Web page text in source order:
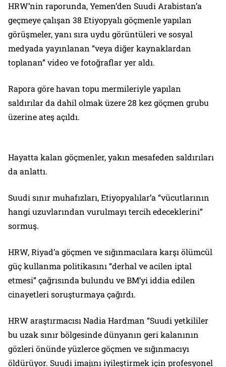
HRW’nin raporunda, Yemen’den Suudi Arabistan’a
geçmeye çalışan 38 Etiyopyalı göçmenle yapılan
görüşmeler, yanı sıra uydu görüntüleri ve sosyal
medyada yayınlanan “veya diğer kaynaklardan
toplanan” video ve fotoğraflar yer aldı.
Rapora göre havan topu mermileriyle yapılan
saldırılar da dahil olmak üzere 28 kez göçmen grubu
üzerine ateş açıldı.
Hayatta kalan göçmenler, yakın mesafeden saldırıları
da anlattı.
Suudi sınır muhafızları, Etiyopyalılar’a “vücutlarının
hangi uzuvlarından vurulmayı tercih edeceklerini”
sormuş.
HRW, Riyad’a göçmen ve sığınmacılara karşı ölümcül
güç kullanma politikasını “derhal ve acilen iptal
etmesi” çağrısında bulundu ve BM’yi iddia edilen
cinayetleri soruşturmaya çağırdı.
HRW araştırmacısı Nadia Hardman “Suudi yetkililer
bu uzak sınır bölgesinde dünyanın geri kalanının
gözleri önünde yüzlerce göçmen ve sığınmacıyı
öldürüyor. Suudi imajını iyileştirmek için profesyonel